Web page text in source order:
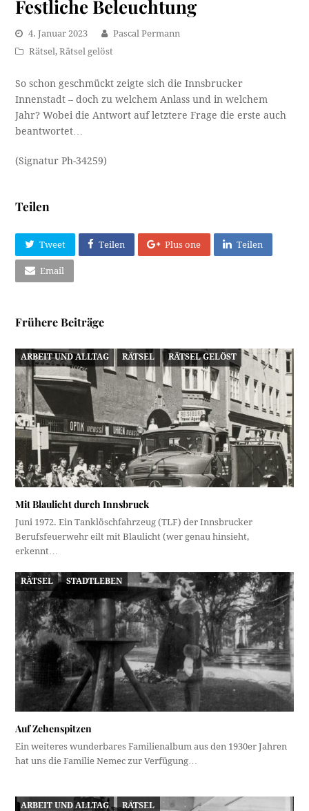
Festliche Beleuchtung
4. Januar 2023
Pascal Permann
Rätsel,Rätsel gelöst
So schon geschmückt zeigte sich die Innsbrucker
Innenstadt – doch zu welchem Anlass und in welchem
Jahr? Wobei die Antwort auf letztere Frage die erste auch
beantwortet…
(Signatur Ph-34259)
Teilen
Tweet Teilen Plus one Teilen
Email
Frühere Beiträge
ARBEIT UND ALLTAG RÄTSEL RÄTSEL GELÖST
Mit Blaulicht durch Innsbruck
Juni 1972. Ein Tanklöschfahrzeug (TLF) der Innsbrucker
Berufsfeuerwehr eilt mit Blaulicht (wer genau hinsieht,
erkennt…
RÄTSEL STADTLEBEN
Auf Zehenspitzen
Ein weiteres wunderbares Familienalbum aus den 1930er Jahren
hat uns die Familie Nemec zur Verfügung…
ARBEIT UND ALLTAG RÄTSEL